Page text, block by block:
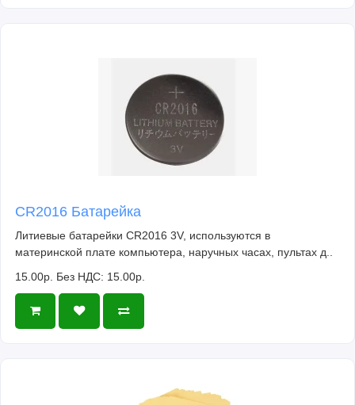
CR2016 Батарейка
Литиевые батарейки CR2016 3V, используются в
материнской плате компьютера, наручных часах, пультах д..
15.00р. Без НДС: 15.00р.